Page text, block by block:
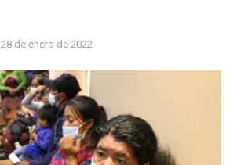
28 de enero de 2022